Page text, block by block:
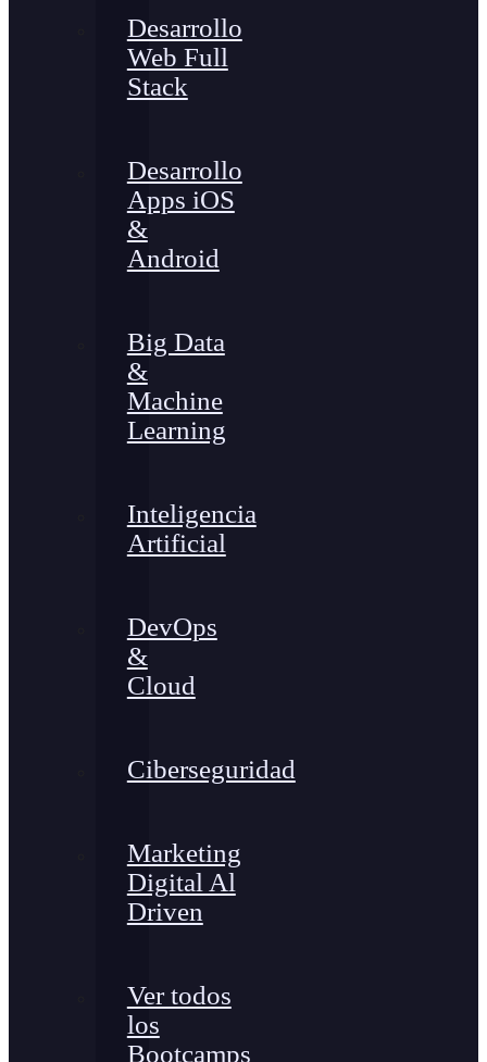
Desarrollo
Web Full
Stack
Desarrollo
Apps iOS
&
Android
Big Data
&
Machine
Learning
Inteligencia
Artificial
DevOps
&
Cloud
Ciberseguridad
Marketing
Digital Al
Driven
Ver todos
los
Bootcamps